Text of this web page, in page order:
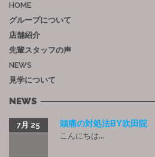
HOME
グループについて
店舗紹介
先輩スタッフの声
NEWS
見学について
NEWS
頭痛の対処法BY吹田院
7月 25
こんにちは...